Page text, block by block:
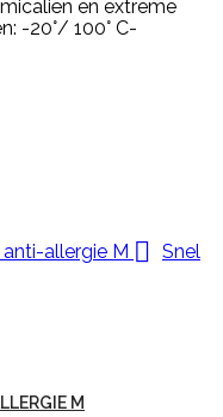
en extreme
-20°/ 100° C-

Snel
M